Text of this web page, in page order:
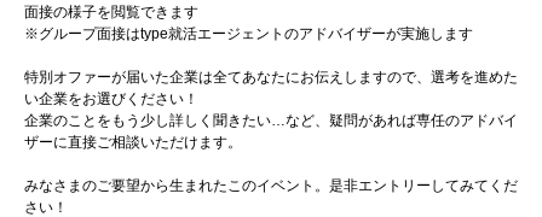
面接の様子を閲覧できます
※グループ面接はtype就活エージェントのアドバイザーが実施します
特別オファーが届いた企業は全てあなたにお伝えしますので、選考を進めた
い企業をお選びください！
企業のことをもう少し詳しく聞きたい…など、疑問があれば専任のアドバイ
ザーに直接ご相談いただけます。
みなさまのご要望から生まれたこのイベント。是非エントリーしてみてくだ
さい！